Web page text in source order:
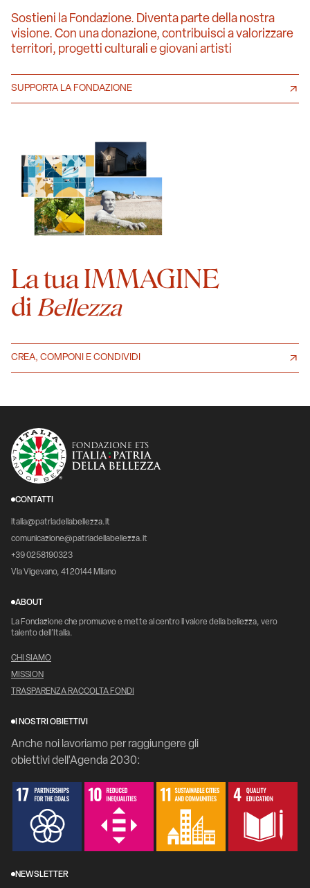
Sostieni la Fondazione. Diventa parte della nostra
visione. Con una donazione, contribuisci a valorizzare
territori, progetti culturali e giovani artisti
SUPPORTA LA FONDAZIONE
La tua IMMAGINE
di Bellezza
CREA, COMPONI E CONDIVIDI
CONTATTI
italia@patriadellabellezza.it
comunicazione@patriadellabellezza.it
+39 0258190323
Via Vigevano, 41 20144 Milano
ABOUT
La Fondazione che promuove e mette al centro il valore della bellezza, vero
talento dell’Italia.
CHI SIAMO
MISSION
TRASPARENZA RACCOLTA FONDI
I NOSTRI OBIETTIVI
Anche noi lavoriamo per raggiungere gli
obiettivi dell'Agenda 2030:
NEWSLETTER